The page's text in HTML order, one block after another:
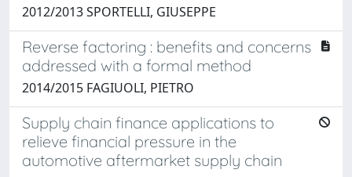
2012/2013 SPORTELLI, GIUSEPPE
Reverse factoring : benefits and concerns
addressed with a formal method
2014/2015 FAGIUOLI, PIETRO
Supply chain finance applications to
relieve financial pressure in the
automotive aftermarket supply chain